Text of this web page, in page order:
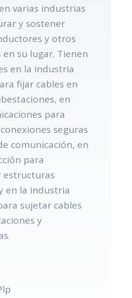
varias industrias
y sostener
y otros
su lugar. Tienen
en la industria
fijar cables en
en
para
seguras
comunicación, en
para
estructuras
en la industria
sujetar cables
y